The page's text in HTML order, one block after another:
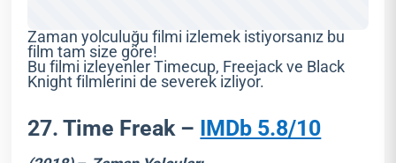
Zaman yolculuğu filmi izlemek istiyorsanız bu
film tam size göre!
Bu filmi izleyenler Timecup, Freejack ve Black
Knight filmlerini de severek izliyor.
27. Time Freak – IMDb 5.8/10